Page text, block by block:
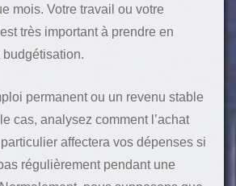
mois. Votre travail ou votre
très important à prendre en
permanent ou un revenu stable
cas, analysez comment l’achat
affectera vos dépenses si
régulièrement pendant une